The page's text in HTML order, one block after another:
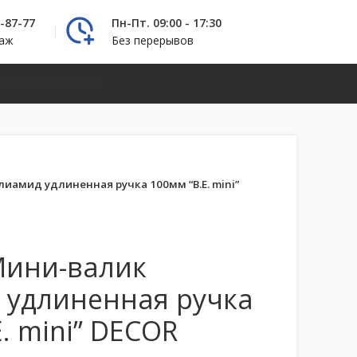
87-77
Пн-Пт. 09:00 - 17:30
Без перерывов
удлиненная ручка 100мм “B.E. mini”
валик
ручка
mini” DECOR